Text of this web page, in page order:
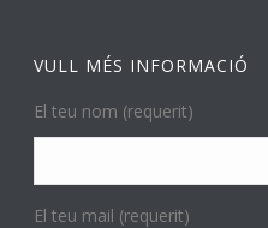
VULL MÉS INFORMACIÓ
El teu nom (requerit)
El teu mail (requerit)